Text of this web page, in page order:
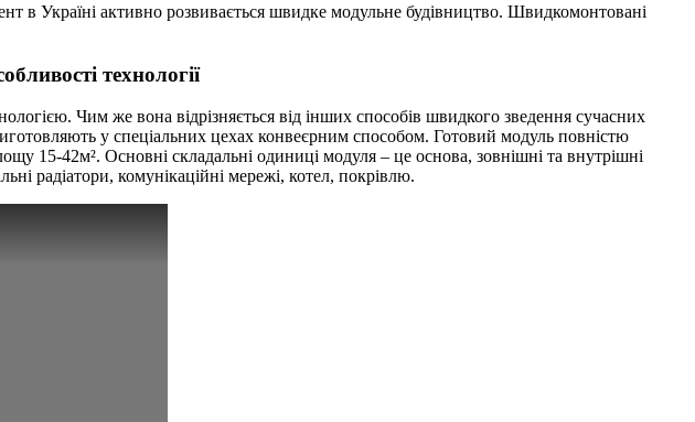
в Україні активно розвивається швидке модульне будівництво. Швидкомонтовані
технології
Чим же вона відрізняється від інших способів швидкого зведення сучасних
у спеціальних цехах конвеєрним способом. Готовий модуль повністю
15-42м². Основні складальні одиниці модуля – це основа, зовнішні та внутрішні
радіатори, комунікаційні мережі, котел, покрівлю.